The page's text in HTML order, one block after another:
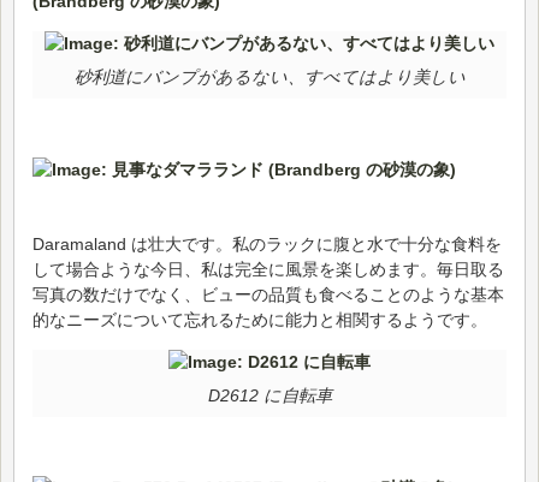
砂利道にバンプがあるない、すべてはより美しい
Daramaland は壮大です。私のラックに腹と水で十分な食料を
して場合ような今日、私は完全に風景を楽しめます。毎日取る
写真の数だけでなく、ビューの品質も食べることのような基本
的なニーズについて忘れるために能力と相関するようです。
D2612 に自転車